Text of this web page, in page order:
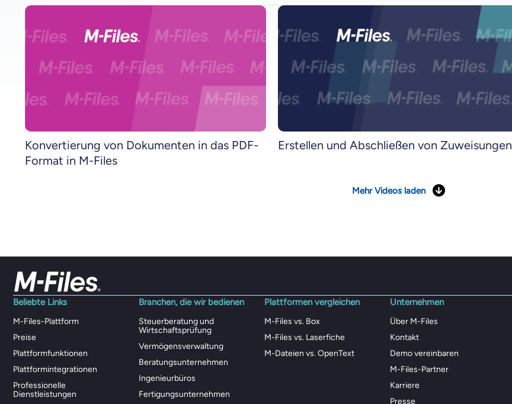
Konvertierung von Dokumenten in das PDF-
Format in M-Files
Erstellen und Abschließen von Zuweisungen
Mehr Videos laden
Beliebte Links
M-Files-Plattform
Preise
Plattformfunktionen
Plattformintegrationen
Professionelle
Dienstleistungen
Branchen, die wir bedienen
Steuerberatung und
Wirtschaftsprüfung
Vermögensverwaltung
Beratungsunternehmen
Ingenieurbüros
Fertigungsunternehmen
Plattformen vergleichen
M-Files vs. Box
M-Files vs. Laserfiche
M-Dateien vs. OpenText
Unternehmen
Über M-Files
Kontakt
Demo vereinbaren
M-Files-Partner
Karriere
Presse